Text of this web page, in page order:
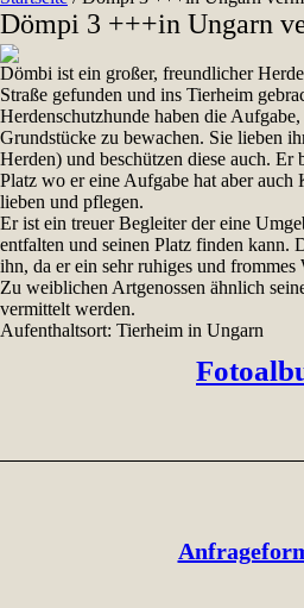
Dömpi 3 +++in Ungarn
Dömbi ist ein großer, freundlicher
Straße gefunden und ins Tierheim
Herdenschutzhunde haben die
Grundstücke zu bewachen. Sie lieben
Herden) und beschützen diese auch. Er
Platz wo er eine Aufgabe hat aber
lieben und pflegen.
Er ist ein treuer Begleiter der eine
entfalten und seinen Platz finden kann.
ihn, da er ein sehr ruhiges und frommes
Zu weiblichen Artgenossen ähnlich
vermittelt werden.
Aufenthaltsort: Tierheim in Ungarn